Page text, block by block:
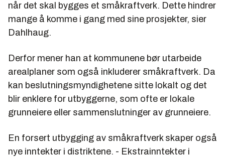
når det skal bygges et småkraftverk. Dette hindrer
mange å komme i gang med sine prosjekter, sier
Dahlhaug.
Derfor mener han at kommunene bør utarbeide
arealplaner som også inkluderer småkraftverk. Da
kan beslutningsmyndighetene sitte lokalt og det
blir enklere for utbyggerne, som ofte er lokale
grunneiere eller sammenslutninger av grunneiere.
En forsert utbygging av småkraftverk skaper også
nye inntekter i distriktene. - Ekstrainntekter i